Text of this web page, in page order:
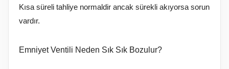
Kısa süreli tahliye normaldir ancak sürekli akıyorsa sorun
vardır.
Emniyet Ventili Neden Sık Sık Bozulur?